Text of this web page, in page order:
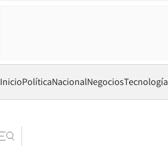
InicioPolíticaNacionalNegociosTecnología